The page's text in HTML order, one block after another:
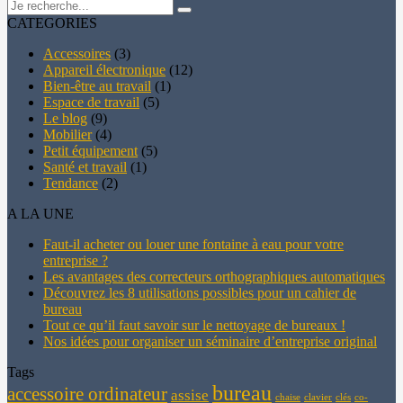
CATEGORIES
Accessoires (3)
Appareil électronique (12)
Bien-être au travail (1)
Espace de travail (5)
Le blog (9)
Mobilier(4)
Petit équipement (5)
Santé et travail (1)
Tendance (2)
A LA UNE
Faut-il acheter ou louer une fontaine à eau pour votre
entreprise ?
Les avantages des correcteurs orthographiques automatiques
Découvrez les 8 utilisations possibles pour un cahier de
bureau
Tout ce qu’il faut savoir sur le nettoyage de bureaux !
Nos idées pour organiser un séminaire d’entreprise original
Tags
accessoire ordinateur assise bureau chaise clavier clés co-